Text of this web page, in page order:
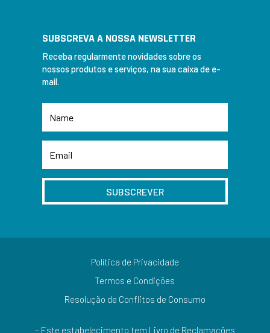
SUBSCREVA A NOSSA NEWSLETTER
Receba regularmente novidades sobre os
nossos produtos e serviços, na sua caixa de e-
mail.
SUBSCREVER
Política de Privacidade
Termos e Condições
Resolução de Conflitos de Consumo
– Este estabelecimento tem Livro de Reclamações